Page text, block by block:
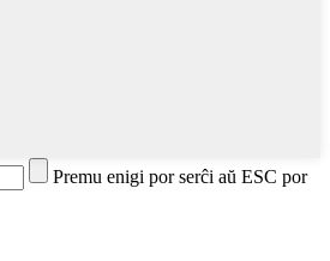
Premu enigi por serĉi aŭ ESC por